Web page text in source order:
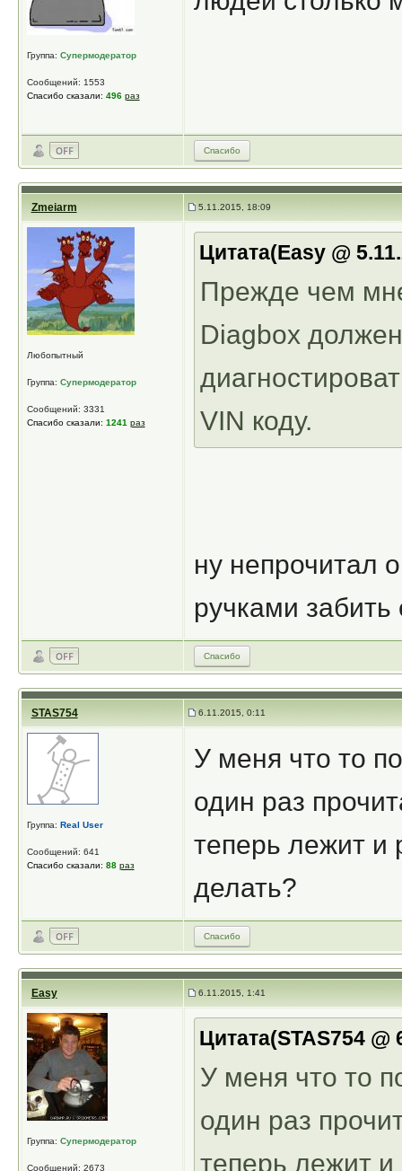
Группа: Супермодератор
Сообщений: 1553
Спасибо сказали: 496 раз
Спасибо
Zmeiarm 5.11.2015, 18:09
Любопытный
Группа: Супермодератор
Сообщений: 3331
Спасибо сказали: 1241 раз
Цитата(Easy @
Прежде чем
Diagbox
VIN коду.
ну непрочитал
ручками забить
Спасибо
STAS754 6.11.2015, 0:11
Группа: Real User
Сообщений: 641
Спасибо сказали: 88 раз
У меня что то
один раз
теперь лежит и
делать?
Спасибо
Easy 6.11.2015, 1:41
Группа: Супермодератор
Сообщений: 2673
Цитата(STAS754 @
У меня что то
один раз
теперь лежит и